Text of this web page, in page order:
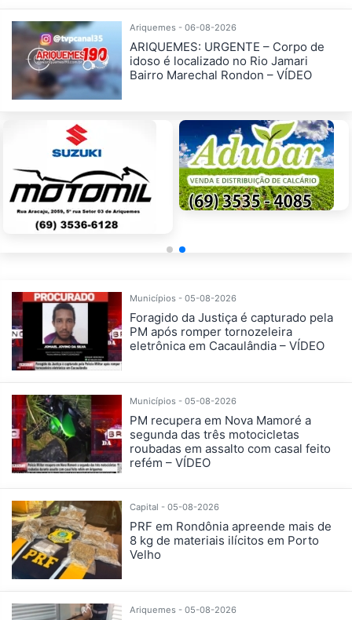
Ariquemes - 06-08-2026
ARIQUEMES: URGENTE – Corpo de
idoso é localizado no Rio Jamari
Bairro Marechal Rondon – VÍDEO
Municípios - 05-08-2026
Foragido da Justiça é capturado pela
PM após romper tornozeleira
eletrônica em Cacaulândia – VÍDEO
Municípios - 05-08-2026
PM recupera em Nova Mamoré a
segunda das três motocicletas
roubadas em assalto com casal feito
refém – VÍDEO
Capital - 05-08-2026
PRF em Rondônia apreende mais de
8 kg de materiais ilícitos em Porto
Velho
Ariquemes - 05-08-2026